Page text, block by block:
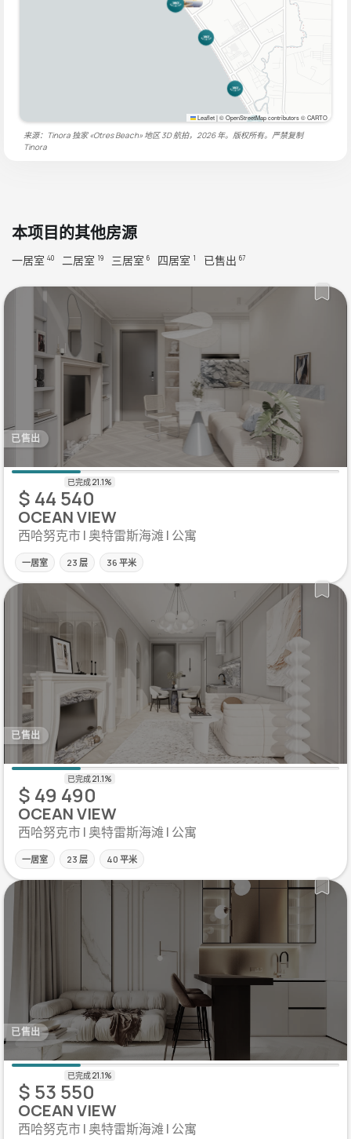
Leaflet|© OpenStreetMap contributors © CARTO
来源：Tinora 独家 «Otres Beach» 地区 3D 航拍，2026 年。版权所有。严禁复制
Tinora
本项目的其他房源
一居室 40 二居室 19 三居室 6 四居室 1 已售出 67
已售出
$ 44 540
OCEAN VIEW
西哈努克市 | 奥特雷斯海滩 | 公寓
一居室 23 层 36 平米
已售出
$ 49 490
OCEAN VIEW
西哈努克市 | 奥特雷斯海滩 | 公寓
一居室 23 层 40 平米
已售出
$ 53 550
OCEAN VIEW
西哈努克市 | 奥特雷斯海滩 | 公寓